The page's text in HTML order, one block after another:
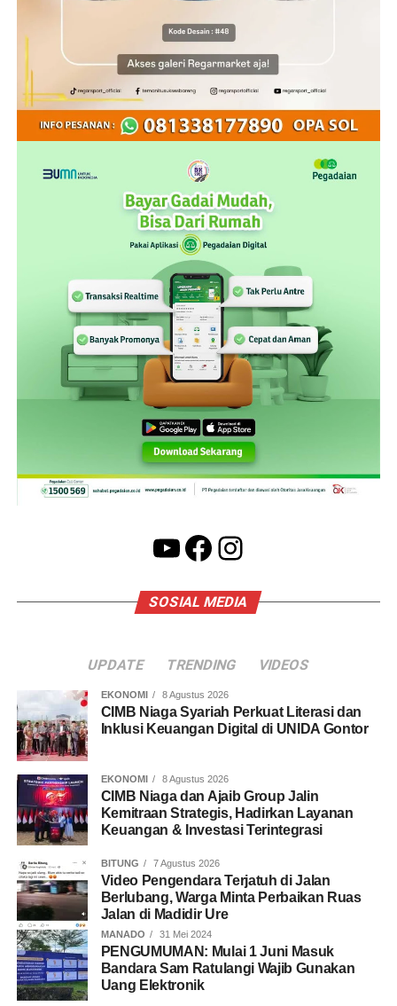
YouTube
Facebook
Instagram
SOSIAL MEDIA
UPDATE TRENDING VIDEOS
EKONOMI 8 Agustus 2026
CIMB Niaga Syariah Perkuat Literasi dan
Inklusi Keuangan Digital di UNIDA Gontor
EKONOMI 8 Agustus 2026
CIMB Niaga dan Ajaib Group Jalin
Kemitraan Strategis, Hadirkan Layanan
Keuangan & Investasi Terintegrasi
BITUNG 7 Agustus 2026
Video Pengendara Terjatuh di Jalan
Berlubang, Warga Minta Perbaikan Ruas
Jalan di Madidir Ure
MANADO 31 Mei 2024
PENGUMUMAN: Mulai 1 Juni Masuk
Bandara Sam Ratulangi Wajib Gunakan
Uang Elektronik